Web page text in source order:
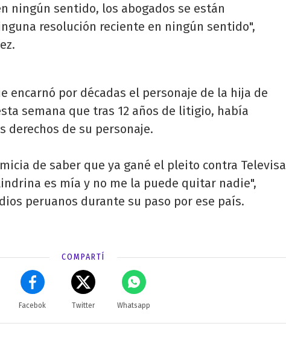
ningún sentido, los abogados se están
resolución reciente en ningún sentido",
encarnó por décadas el personaje de la hija de
semana que tras 12 años de litigio, había
derechos de su personaje.
de saber que ya gané el pleito contra Televisa
es mía y no me la puede quitar nadie",
peruanos durante su paso por ese país.
COMPARTÍ
Facebok Twitter Whatsapp